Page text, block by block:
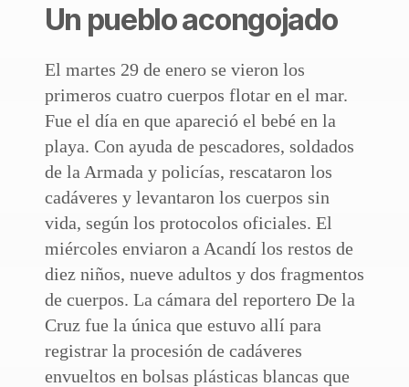
Un pueblo acongojado
El martes 29 de enero se vieron los
primeros cuatro cuerpos flotar en el mar.
Fue el día en que apareció el bebé en la
playa. Con ayuda de pescadores, soldados
de la Armada y policías, rescataron los
cadáveres y levantaron los cuerpos sin
vida, según los protocolos oficiales. El
miércoles enviaron a Acandí los restos de
diez niños, nueve adultos y dos fragmentos
de cuerpos. La cámara del reportero De la
Cruz fue la única que estuvo allí para
registrar la procesión de cadáveres
envueltos en bolsas plásticas blancas que